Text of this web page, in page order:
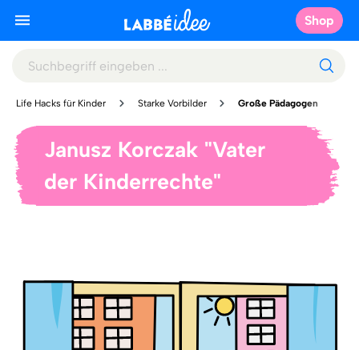
Shop
Life Hacks für Kinder Starke Vorbilder Große Pädagogen
Janusz Korczak "Vater
der Kinderrechte"